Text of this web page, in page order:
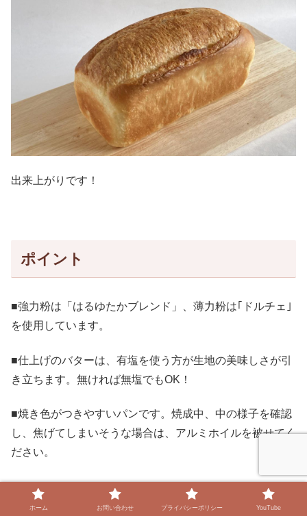
出来上がりです！
ポイント
■強力粉は「はるゆたかブレンド」、薄力粉は｢ドルチェ｣
を使用しています。
■仕上げのバターは、有塩を使う方が生地の美味しさが引
き立ちます。無ければ無塩でもOK！
■焼き色がつきやすいパンです。焼成中、中の様子を確認
し、焦げてしまいそうな場合は、アルミホイルを被せてく
ださい。
ホーム お問い合わせ プライバシーポリシー YouTube